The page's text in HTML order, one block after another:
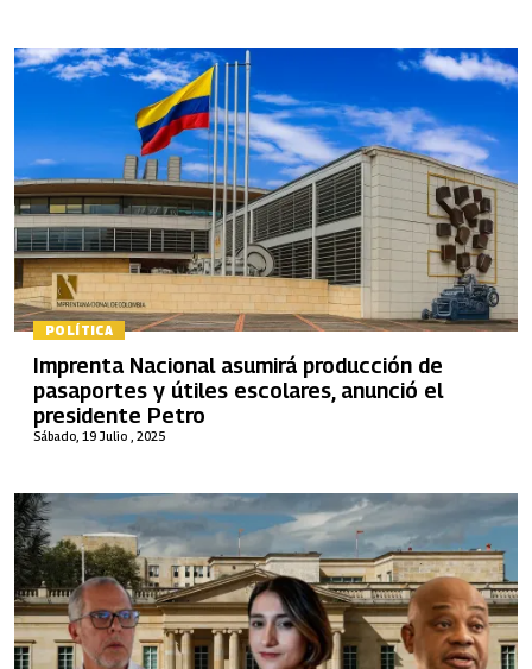
POLÍTICA
Sábado, 19 Julio , 2025
Imprenta Nacional asumirá producción de
pasaportes y útiles escolares, anunció el
presidente Petro